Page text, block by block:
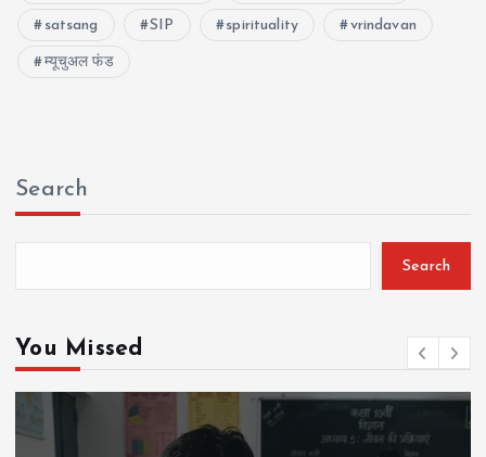
satsang SIP spirituality vrindavan
म्यूचुअल फंड
Search
Search
You Missed